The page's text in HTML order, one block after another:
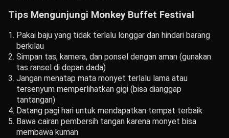
Tips Mengunjungi Monkey Buffet Festival
Pakai baju yang tidak terlalu longgar dan hindari barang
berkilau
Simpan tas, kamera, dan ponsel dengan aman (gunakan
tas ransel di depan dada)
Jangan menatap mata monyet terlalu lama atau
tersenyum memperlihatkan gigi (bisa dianggap
tantangan)
Datang pagi hari untuk mendapatkan tempat terbaik
Bawa cairan pembersih tangan karena monyet bisa
membawa kuman